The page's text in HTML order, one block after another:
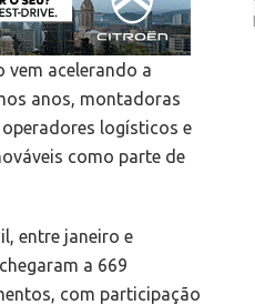
vem acelerando a
anos, montadoras
logísticos e
como parte de
entre janeiro e
a 669
com participação